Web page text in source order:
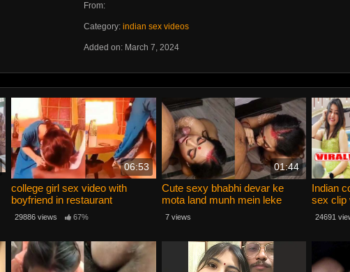
From:
Category: indian sex videos
Added on: March 7, 2024
06:53
college girl sex video with
boyfriend in restaurant
29886 views 67%
01:44
Cute sexy bhabhi devar ke
mota land munh mein leke
blowjob
7 views
Indian
sex clip
24691